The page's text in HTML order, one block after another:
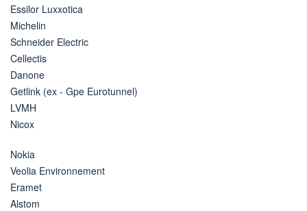
Essilor Luxxotica
Michelin
Schneider Electric
Cellectis
Danone
Getlink (ex - Gpe Eurotunnel)
LVMH
Nicox
Nokia
Veolia Environnement
Eramet
Alstom